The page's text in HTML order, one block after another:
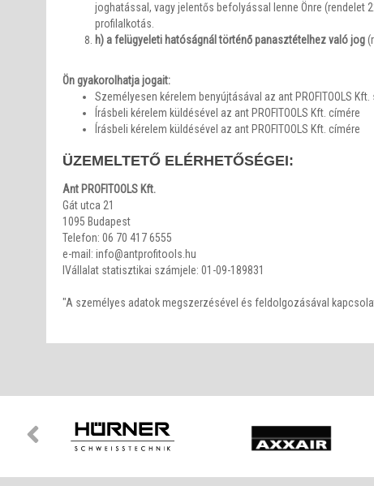
joghatással, vagy jelentős befolyással lenne Önre
profilalkotás.
h) a felügyeleti hatóságnál történő panasztételhez való jog
Ön gyakorolhatja jogait:
Személyesen kérelem benyújtásával az ant PROFITOOLS
Írásbeli kérelem küldésével az ant PROFITOOLS Kft. címére
Írásbeli kérelem küldésével az ant PROFITOOLS Kft. címére
ÜZEMELTETŐ ELÉRHETŐSÉGEI:
Ant PROFITOOLS Kft.
Gát utca 21
1095 Budapest
Telefon: 06 70 417 6555
e-mail: info@antprofitools.hu
IVállalat statisztikai számjele: 01-09-189831
"A személyes adatok megszerzésével és feldolgozásával